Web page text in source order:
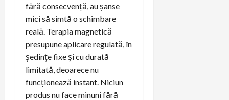
fără consecvență, au șanse
mici să simtă o schimbare
reală. Terapia magnetică
presupune aplicare regulată, în
ședințe fixe și cu durată
limitată, deoarece nu
funcționează instant. Niciun
produs nu face minuni fără